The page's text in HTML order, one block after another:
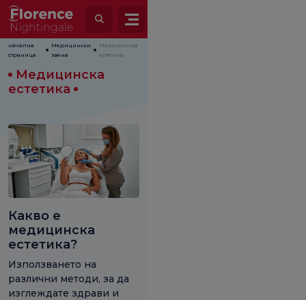
начална
страница
Медицински
звена
Медицинска
естетика
Медицинска
естетика
Какво е
медицинска
естетика?
Използването на
различни методи, за да
изглеждате здрави и